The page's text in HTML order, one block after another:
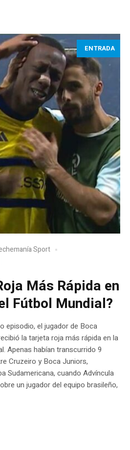
ENTRADA
Sport
Más Rápida en
Fútbol Mundial?
episodio, el jugador de Boca
la tarjeta roja más rápida en la
Apenas habían transcurrido 9
Cruzeiro y Boca Juniors,
Sudamericana, cuando Advíncula
un jugador del equipo brasileño,